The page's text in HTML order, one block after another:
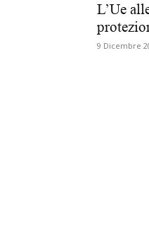
L’Ue
9 Dicembre